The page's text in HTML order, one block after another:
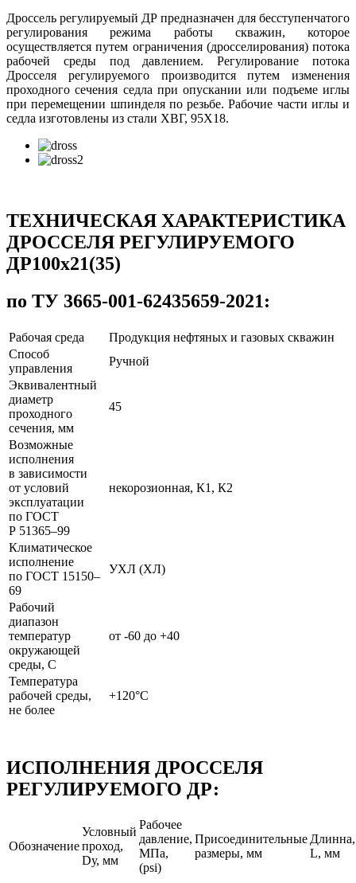
Дроссель регулируемый ДР предназначен для бесступенчатого
регулирования режима работы скважин, которое
осуществляется путем ограничения (дросселирования) потока
рабочей среды под давлением. Регулирование потока
Дросселя регулируемого производится путем изменения
проходного сечения седла при опускании или подъеме иглы
при перемещении шпинделя по резьбе. Рабочие части иглы и
седла изготовлены из стали ХВГ, 95Х18.
ТЕХНИЧЕСКАЯ ХАРАКТЕРИСТИКА
ДРОССЕЛЯ РЕГУЛИРУЕМОГО
ДР100х21(35)
по ТУ 3665-001-62435659-2021:
Рабочая среда
Продукция нефтяных и газовых скважин
Способ
управления
Ручной
Эквивалентный
диаметр
проходного
сечения, мм
45
Возможные
исполнения
в зависимости
от условий
эксплуатации
по ГОСТ
Р 51365–99
некорозионная, К1, К2
Климатическое
исполнение
по ГОСТ 15150–
69
УХЛ (ХЛ)
Рабочий
диапазон
температур
окружающей
среды, С
от -60 до +40
Температура
рабочей среды,
не более
+120°С
ИСПОЛНЕНИЯ ДРОССЕЛЯ
РЕГУЛИРУЕМОГО ДР:
Обозначение
Условный
проход,
Dу, мм
Рабочее
давление,
МПа,
(psi)
Присоединительные
размеры, мм
Длинна,
L, мм